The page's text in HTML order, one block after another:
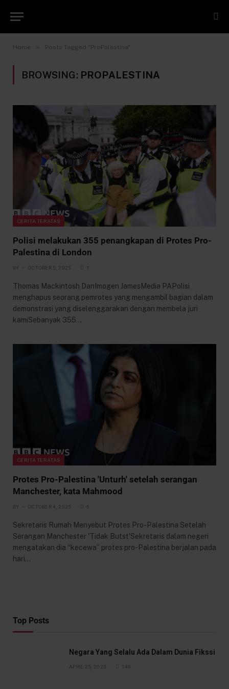
Home Posts Tagged "ProPalestina"
BROWSING: PROPALESTINA
CERITA TERATAS
Polisi melakukan 355 penangkapan di Protes Pro-
Palestina di London
BY OCTOBER 5, 2025
Thomas Mackintosh DanImogen JamesMedia PAPolisi
menghapus seorang pemrotes yang mengambil bagian dalam
demonstrasi yang diselenggarakan dengan membela juri
kamiSebanyak 355…
CERITA TERATAS
Protes Pro-Palestina 'Unturh' setelah serangan
Manchester, kata Mahmood
BY OCTOBER 4, 2025 6
Sekretaris Rumah Menyebut Protes Pro-Palestina Setelah
Serangan Manchester 'Tidak Butst'Sekretaris dalam negeri
mengatakan dia “kecewa” protes pro-Palestina berjalan pada
hari…
Top Posts
Negara Yang Selalu Ada Dalam Dunia Fikssi
APRIL 25, 2025 149